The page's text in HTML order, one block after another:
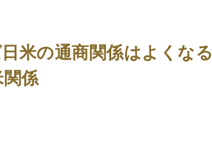
米の通商関係はよくなる
係